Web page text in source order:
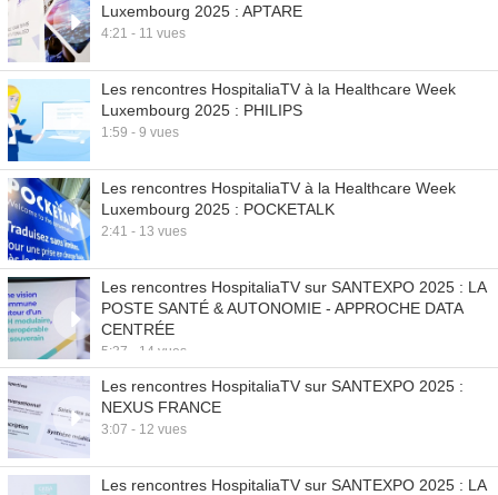
Luxembourg 2025 : APTARE
4:21 - 11 vues
Les rencontres HospitaliaTV à la Healthcare Week
Luxembourg 2025 : PHILIPS
1:59 - 9 vues
Les rencontres HospitaliaTV à la Healthcare Week
Luxembourg 2025 : POCKETALK
2:41 - 13 vues
Les rencontres HospitaliaTV sur SANTEXPO 2025 : LA
POSTE SANTÉ & AUTONOMIE - APPROCHE DATA
CENTRÉE
5:37 - 14 vues
Les rencontres HospitaliaTV sur SANTEXPO 2025 :
NEXUS FRANCE
3:07 - 12 vues
Les rencontres HospitaliaTV sur SANTEXPO 2025 : LA